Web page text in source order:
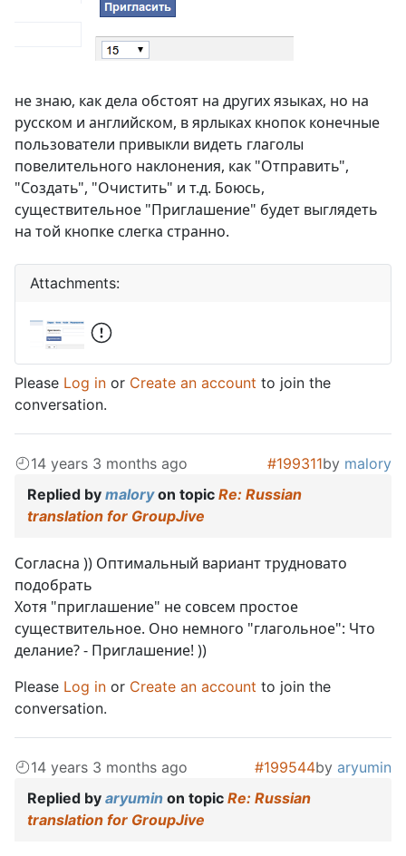
не знаю, как дела обстоят на других языках, но на
русском и английском, в ярлыках кнопок конечные
пользователи привыкли видеть глаголы
повелительного наклонения, как "Отправить",
"Создать", "Очистить" и т.д. Боюсь,
существительное "Приглашение" будет выглядеть
на той кнопке слегка странно.
Attachments:
Please Log in or Create an account to join the
conversation.
14 years 3 months ago #199311by malory
Replied by maloryon topic Re: Russian
translation for GroupJive
Согласна )) Оптимальный вариант трудновато
подобрать
Хотя "приглашение" не совсем простое
существительное. Оно немного "глагольное": Что
делание? - Приглашение! ))
Please Log in or Create an account to join the
conversation.
14 years 3 months ago #199544by aryumin
Replied by aryumin on topic Re: Russian
translation for GroupJive